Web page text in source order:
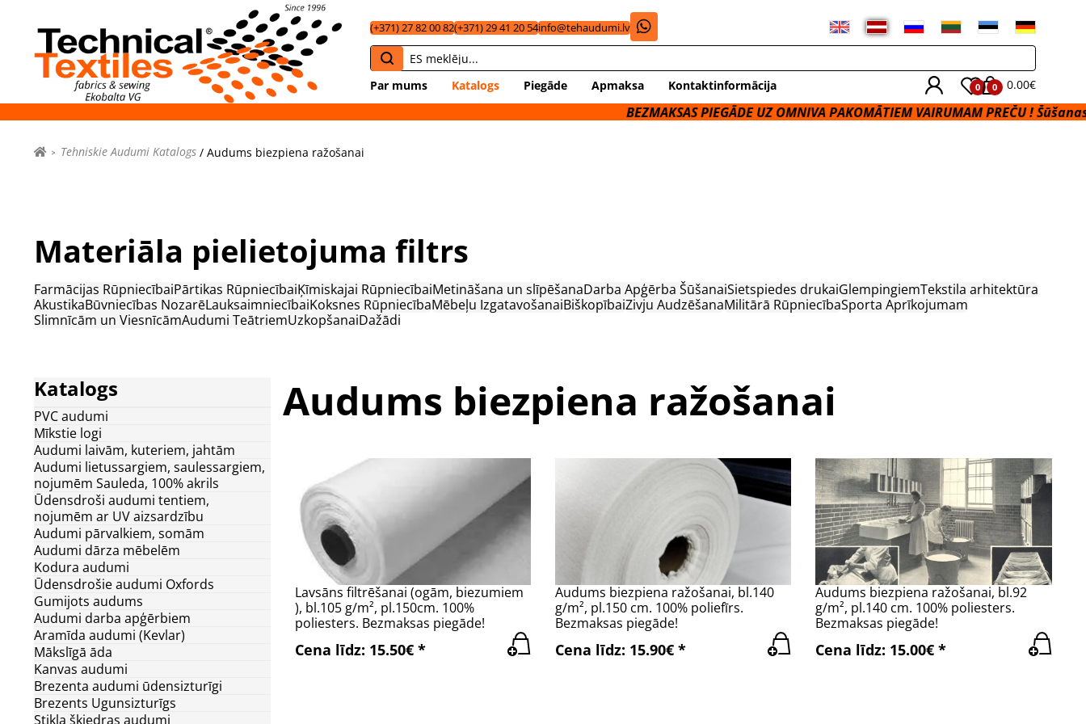
(+371) 27 82 00 82(+371) 29 41 20 54info@tehaudumi.lv
Par mums Katalogs Piegāde Apmaksa Kontaktinformācija 0 0 0.00€
BEZMAKSAS PIEGĀDE UZ OMNIVA PAKOMĀTIEM VAIRUMAM PREČU ! Šūšanas
Tehniskie Audumi Katalogs / Audums biezpiena ražošanai
Materiāla pielietojuma filtrs
Farmācijas RūpniecībaiPārtikas RūpniecībaiĶīmiskajai RūpniecībaiMetināšana un slīpēšanaDarba Apģērba ŠūšanaiSietspiedes drukaiGlempingiemTekstila arhitektūra
AkustikaBūvniecības NozarēLauksaimniecībaiKoksnes RūpniecībaMēbeļu IzgatavošanaiBiškopībaiZivju AudzēšanaMilitārā RūpniecībaSporta Aprīkojumam
Slimnīcām un ViesnīcāmAudumi TeātriemUzkopšanaiDažādi
Katalogs
PVC audumi
Mīkstie logi
Audumi laivām, kuteriem, jahtām
Audumi lietussargiem, saulessargiem,
nojumēm Sauleda, 100% akrils
Ūdensdroši audumi tentiem,
nojumēm ar UV aizsardzību
Audumi pārvalkiem, somām
Audumi dārza mēbelēm
Kodura audumi
Ūdensdrošie audumi Oxfords
Gumijots audums
Audumi darba apģērbiem
Aramīda audumi (Kevlar)
Mākslīgā āda
Kanvas audumi
Brezenta audumi ūdensizturīgi
Brezents Ugunsizturīgs
Stikla šķiedras audumi
Audums biezpiena ražošanai
Lavsāns filtrēšanai (ogām, biezumiem
), bl.105 g/m², pl.150cm. 100%
poliesters. Bezmaksas piegāde!
Cena līdz: 15.50€ *
Audums biezpiena ražošanai, bl.140
g/m², pl.150 cm. 100% poliefīrs.
Bezmaksas piegāde!
Cena līdz: 15.90€ *
Audums biezpiena ražošanai, bl.92
g/m², pl.140 cm. 100% poliesters.
Bezmaksas piegāde!
Cena līdz: 15.00€ *